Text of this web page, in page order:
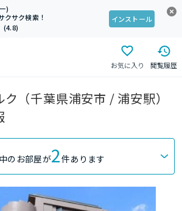
)
クサク検索！
(4.8)
インストール
お気に入り 閲覧履歴
（千葉県浦安市 / 浦安駅）
のお部屋が2件あります